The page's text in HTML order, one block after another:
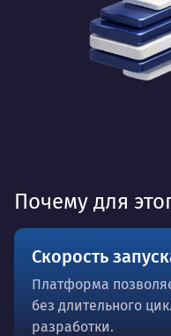
Почему для
Скорость
Платформа
без длительного
разработки.